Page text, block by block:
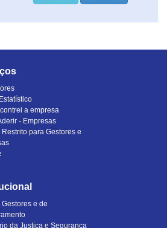
a empresa
- Empresas
para Gestores e
e de
da Justiça e Segurança